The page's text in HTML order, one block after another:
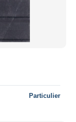
Particulier